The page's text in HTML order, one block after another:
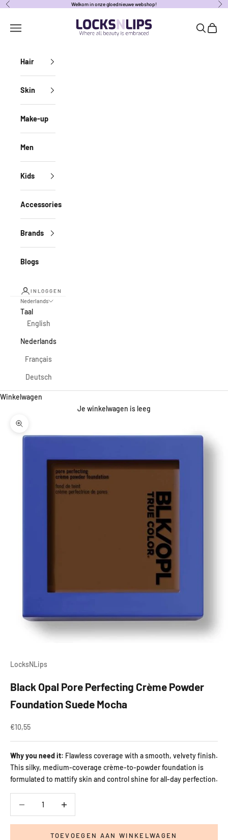
Naar inhoud
Vorige Welkom in onze gloednieuwe webshop!
locksnlipsbe
Navigatiemenu openen Zoeken
Hair
Skin
Make-up
Men
Kids
Accessories
Brands
Blogs
INLOGGEN
Nederlands
Taal
English
Nederlands
Français
Deutsch
Winkelwagen
Je winkelwagen is leeg
In-/uitzoomen
LocksNLips
Black Opal Pore Perfecting Crème Powder
Foundation Suede Mocha
Aanbiedingsprijs
€10,55
Why you need it: Flawless coverage with a smooth, velvety finish.
This silky, medium-coverage crème-to-powder foundation is
formulated to mattify skin and control shine for all-day perfection.
TOEVOEGEN AAN WINKELWAGEN